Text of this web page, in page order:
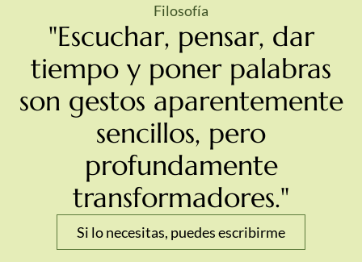
Filosofía
"Escuchar, pensar, dar
tiempo y poner palabras
son gestos aparentemente
sencillos, pero
profundamente
transformadores."
Si lo necesitas, puedes escribirme